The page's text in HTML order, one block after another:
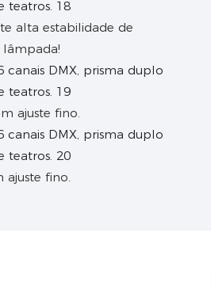
alta estabilidade de
ajuste fino.
ajuste fino.